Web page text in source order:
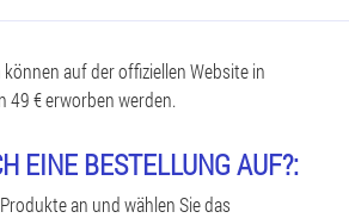
können auf der offiziellen Website in
49 € erworben werden.
EINE BESTELLUNG AUF?:
an und wählen Sie das